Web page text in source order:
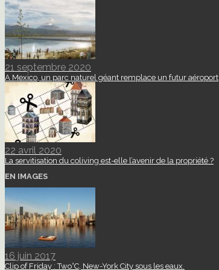
21 septembre 2020
A Mexico, un parc naturel géant remplace un futur aéroport
22 avril 2020
La servitisation du coliving est-elle l’avenir de la propriété ?
EN IMAGES
16 juin 2017
Clip of Friday : Two°C, New-York City sous les eaux.